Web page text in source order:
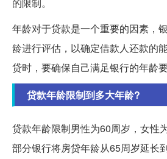
年龄对于贷款是一个重要的因素，
龄进行评估，以确定借款人还款的
贷时，要确保自己满足银行的年龄要
贷款年龄限制到多大年龄?
贷款年龄限制男性为60周岁，女性
部分银行将房贷年龄从65周岁延长